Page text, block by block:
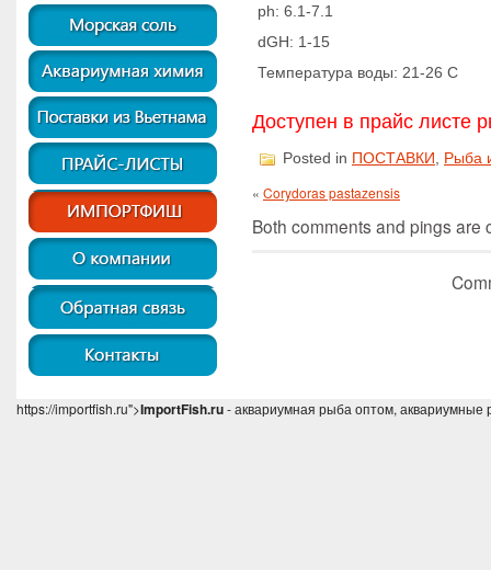
ph: 6.1-7.1
dGH: 1-15
Температура воды: 21-26 C
Доступен в прайс листе
Posted in ПОСТАВКИ Рыба
« Corydoras pastazensis
Both comments and pings are
https://importfish.ru">ImportFish.ru- аквариумная рыба оптом,